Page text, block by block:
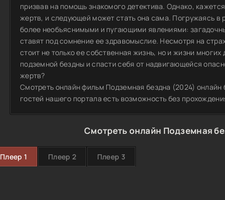
призвав на помощь знакомого детектива. Однако,
жертв, и следующей может стать она сама. Погружаясь в
более необъяснимыми и пугающими явлениями:
ставят под сомнение ее здравомыслие. Несмотря на
стоит не только ее собственная жизнь, но и жизни
подземной бездны и спасти себя от надвигающейся
жертв?
Смотреть онлайн фильм Подземная бездна (2024) онлайн
гостей нашего портала есть возможность без
Смотреть онлайн Подземная
Плеер 1 Плеер 2 Плеер 3